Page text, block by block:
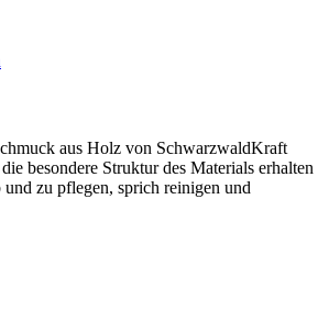
aus Holz von SchwarzwaldKraft
besondere Struktur des Materials erhalten
und zu pflegen, sprich reinigen und